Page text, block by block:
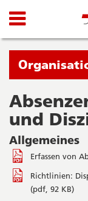
Kanton
Seiten
Startseite
Hauptnavigation
Inhalt
Suche
und
Suche
Navigation
Sie
befinden
sich
gerade
in:
und
Allgemeines
Erfassen von
Richtlinien:
(pdf, 92 KB)